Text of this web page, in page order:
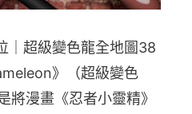
｜超級變色龍全地圖38
》（超級變色
將漫畫《忍者小靈精》